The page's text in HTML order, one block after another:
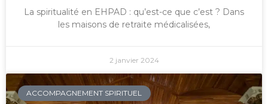
La spiritualité en EHPAD : qu’est-ce que c’est ? Dans
les maisons de retraite médicalisées,
2 janvier 2024
ACCOMPAGNEMENT SPIRITUEL